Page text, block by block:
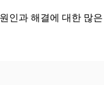
인과 해결에 대한 많